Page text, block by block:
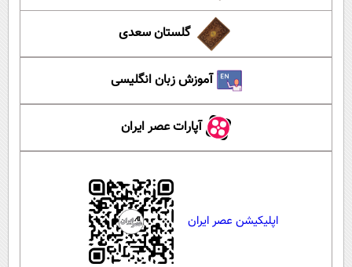
گلستان سعدی
آموزش زبان انگلیسی
آپارات عصر ایران
اپلیکیشن عصر ایران